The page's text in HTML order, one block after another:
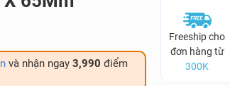
và nhận ngay 3,990 điểm
Freeship cho
đơn hàng từ
300K